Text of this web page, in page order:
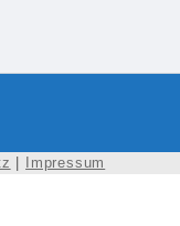
Impressum